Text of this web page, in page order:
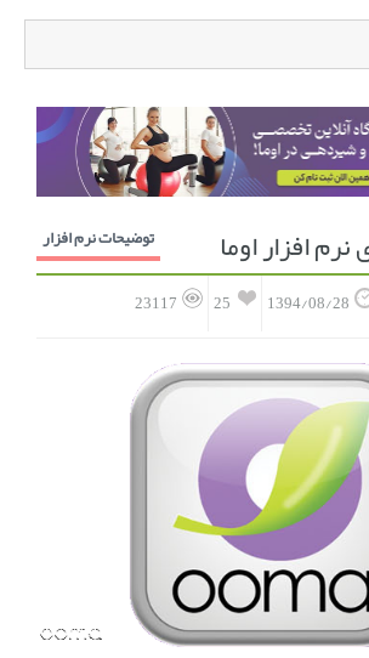
باشگاه آنلاین ورزشی اوما
بانوان پرسش و پاسخ
زنان و اوما انتخاب نام کودک
اپلیکیشن بارداری و کودک اوما
افزار اوما توضیحات نرم افزار
23117 25 1394/08/28